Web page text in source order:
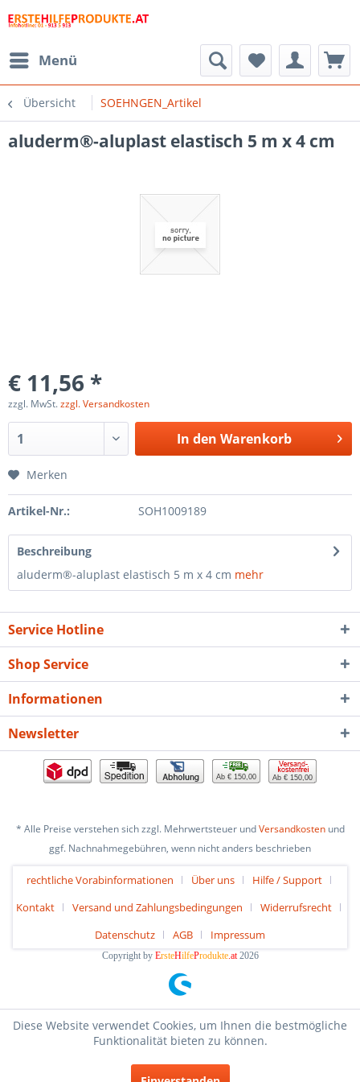
Menü
Übersicht SOEHNGEN_Artikel
aluderm®-aluplast elastisch 5 m x 4 cm
€ 11,56 *
zzgl. MwSt.zzgl. Versandkosten
In den Warenkorb
Merken
Artikel-Nr.: SOH1009189
Beschreibung
aluderm®-aluplast elastisch 5 m x 4 cm mehr
Service Hotline
Shop Service
Informationen
Newsletter
Ab € 150,00 Ab € 150,00
* Alle Preise verstehen sich zzgl. Mehrwertsteuer undVersandkostenund
ggf. Nachnahmegebühren, wenn nicht anders beschrieben
rechtliche Vorabinformationen Über uns
Hilfe / Support
Kontakt
Versand und Zahlungsbedingungen
Widerrufsrecht
Datenschutz
AGB Impressum
Copyright by ErsteHilfeProdukte.at2026
Diese Website verwendet Cookies, um Ihnen die bestmögliche
Funktionalität bieten zu können.